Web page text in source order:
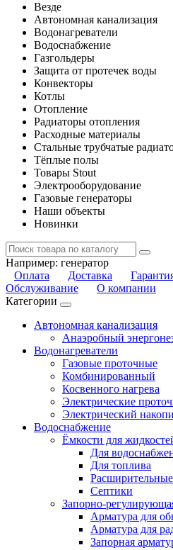
Везде
Автономная канализация
Водонагреватели
Водоснабжение
Газгольдеры
Защита от протечек воды
Конвекторы
Котлы
Отопление
Радиаторы отопления
Расходные материалы
Стальные трубчатые
Тёплые полы
Товары Stout
Электрооборудование
Газовые генераторы
Наши объекты
Новинки
Например: генератор
Оплата
Доставка
Обслуживание
О компании
Категории
Автономная канализация
Анаэробный
Водонагреватели
Газовые проточные
Комбинированный
Косвенного нагрева
Электрические
Электрический
Водоснабжение
Ёмкости для
Для
Для топлива
Септики
Запорно-
Арматура для
Арматура для
Запорная